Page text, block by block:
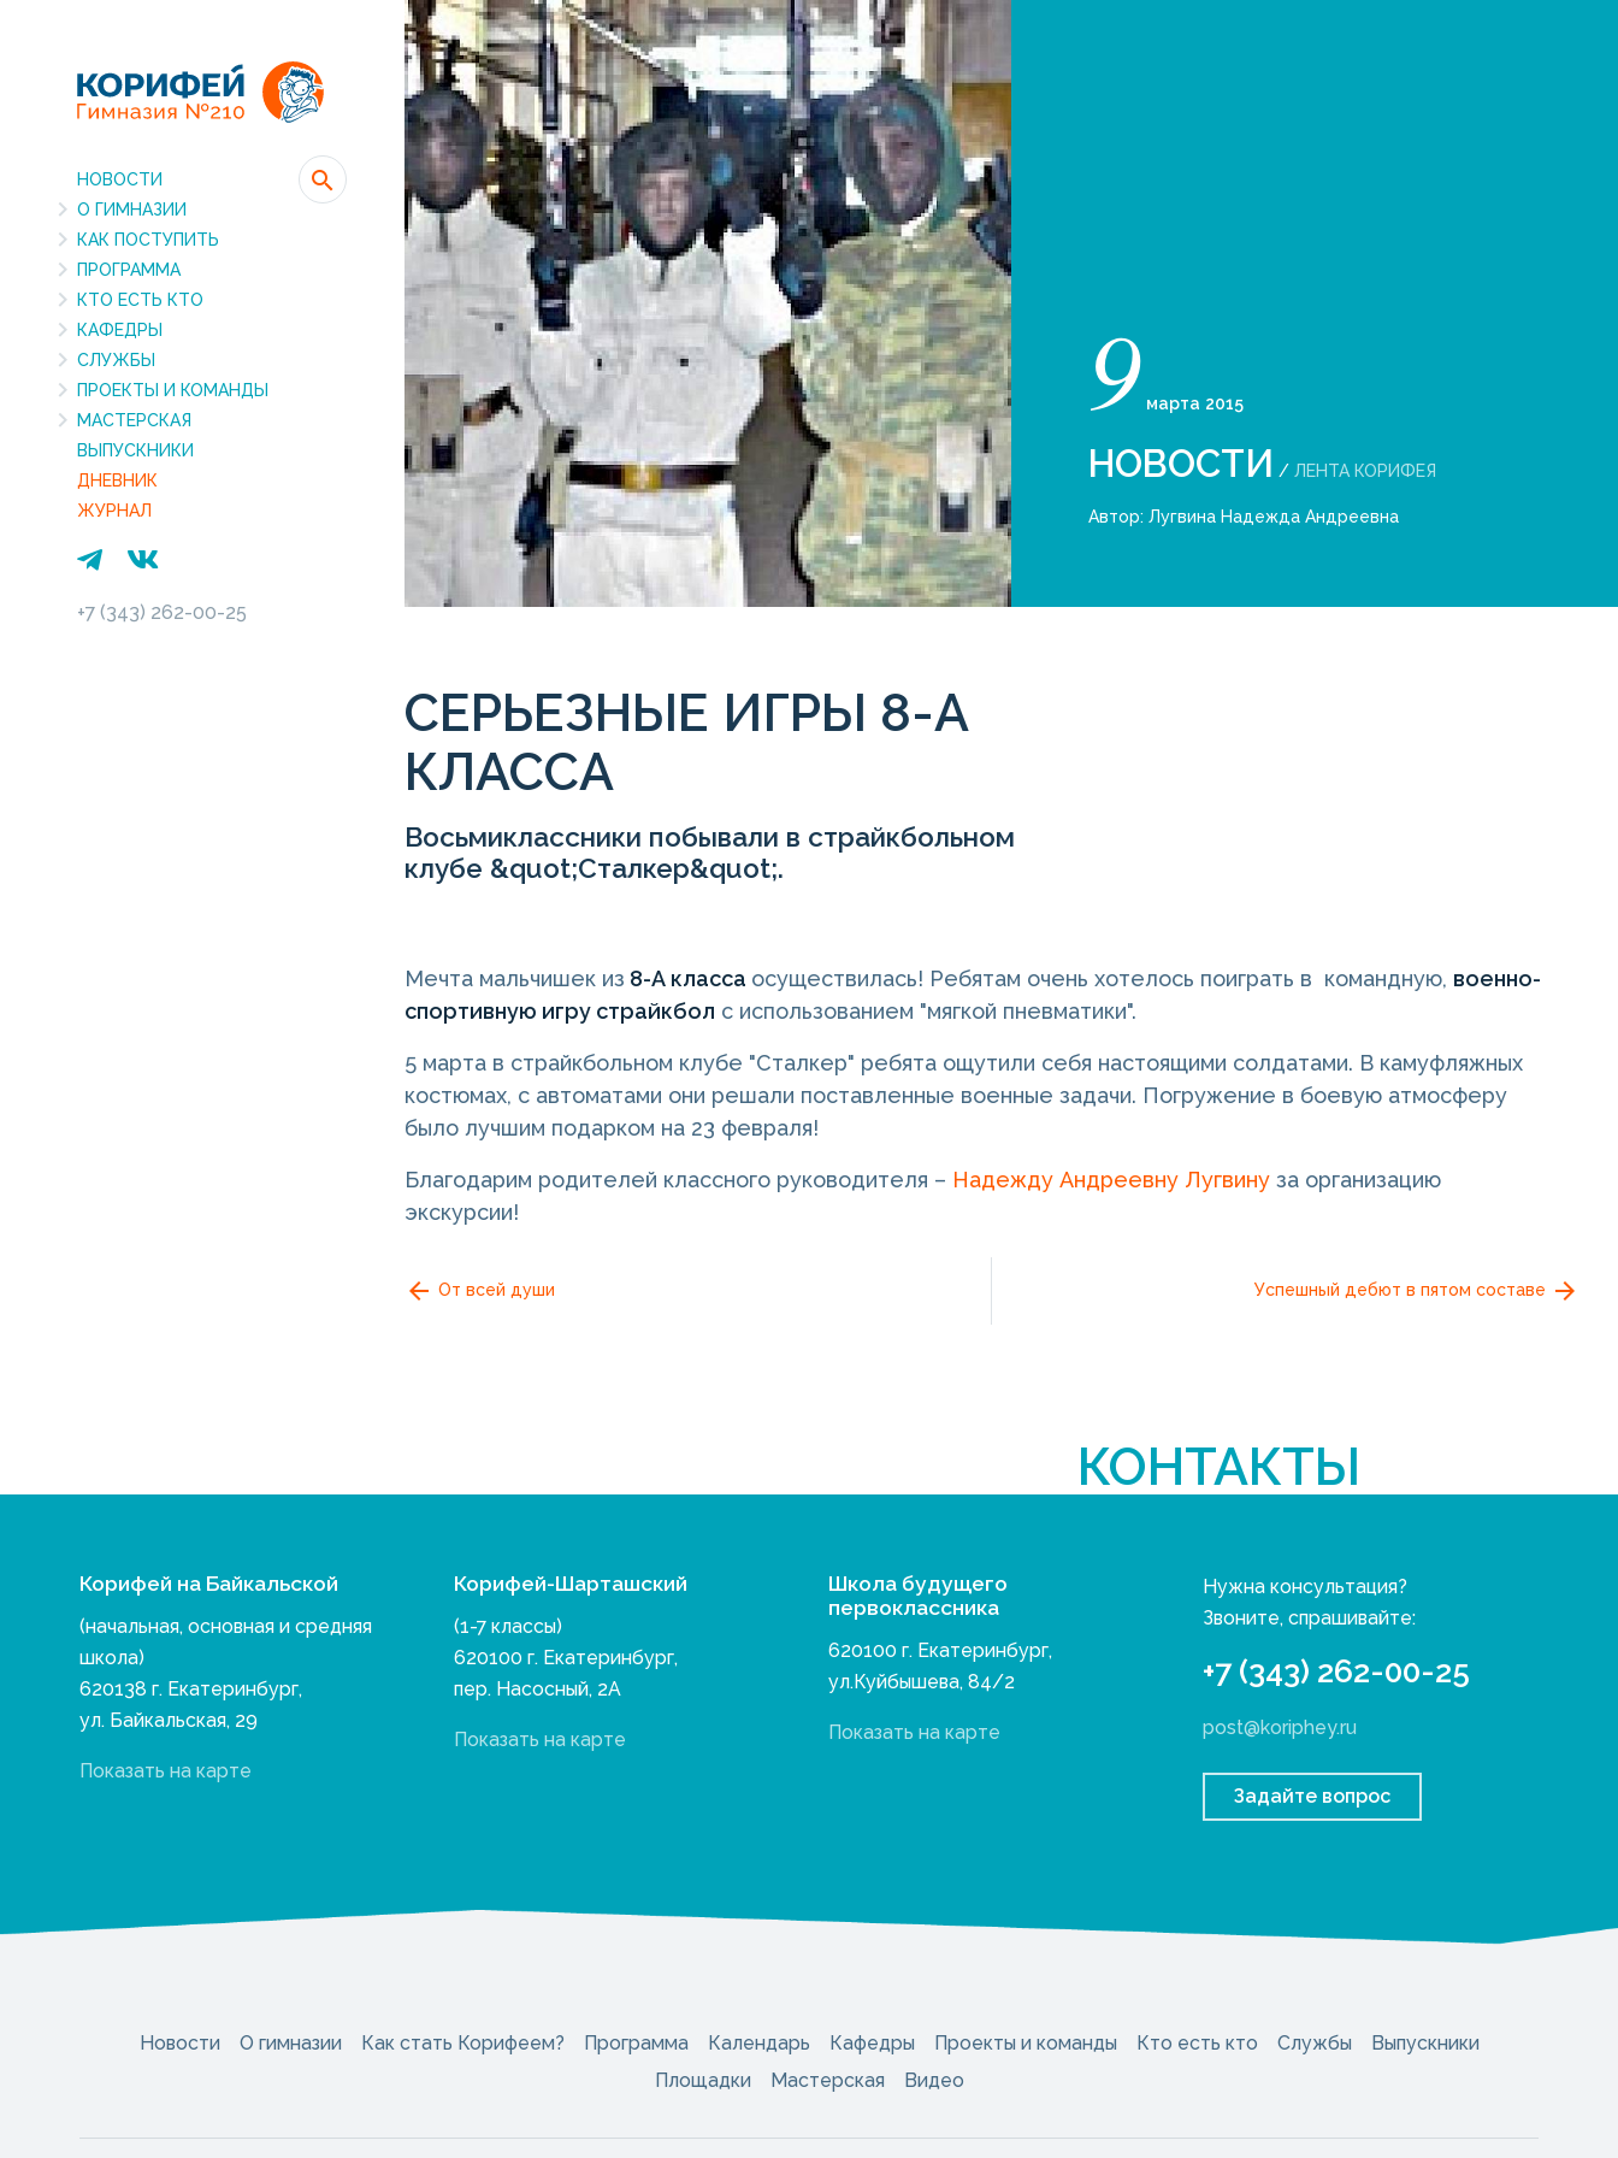
НОВОСТИ
О ГИМНАЗИИ
КАК ПОСТУПИТЬ
ПРОГРАММА
КТО ЕСТЬ КТО
КАФЕДРЫ
СЛУЖБЫ
ПРОЕКТЫ И КОМАНДЫ
МАСТЕРСКАЯ
ВЫПУСКНИКИ
ДНЕВНИК
ЖУРНАЛ
+7 (343) 262-00-25
9 марта 2015
НОВОСТИ / ЛЕНТА КОРИФЕЯ
Автор: Лугвина Надежда Андреевна
СЕРЬЕЗНЫЕ ИГРЫ 8-А
КЛАССА
Восьмиклассники побывали в страйкбольном
клубе &quot;Сталкер&quot;.
Мечта мальчишек из 8-А класса осуществилась! Ребятам очень хотелось поиграть в командную, военно-
спортивную игру страйкбол с использованием "мягкой пневматики".
5 марта в страйкбольном клубе "Сталкер" ребята ощутили себя настоящими солдатами. В камуфляжных
костюмах, с автоматами они решали поставленные военные задачи. Погружение в боевую атмосферу
было лучшим подарком на 23 февраля!
Благодарим родителей классного руководителя – Надежду Андреевну Лугвину за организацию
экскурсии!
От всей души Успешный дебют в пятом составе
КОНТАКТЫ
Корифей на Байкальской
(начальная, основная и средняя
школа)
620138 г. Екатеринбург,
ул. Байкальская, 29
Показать на карте
Корифей-Шарташский
(1-7 классы)
620100 г. Екатеринбург,
пер. Насосный, 2А
Показать на карте
Школа будущего
первоклассника
620100 г. Екатеринбург,
ул.Куйбышева, 84/2
Показать на карте
Нужна консультация?
Звоните, спрашивайте:
+7 (343) 262-00-25
post@koriphey.ru
Задайте вопрос
Новости О гимназии Как стать Корифеем? Программа Календарь Кафедры Проекты и команды Кто есть кто Службы
Выпускники
Площадки
Мастерская Видео